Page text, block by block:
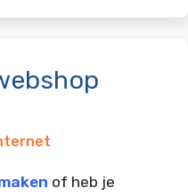
of heb je